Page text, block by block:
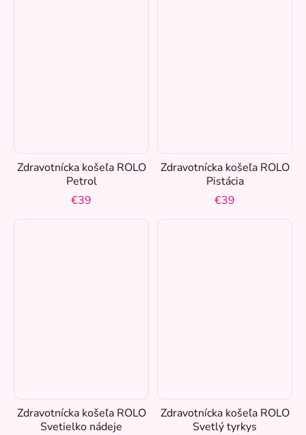
Zdravotnícka košeľa ROLO
Petrol
€39
Zdravotnícka košeľa ROLO
Pistácia
€39
Zdravotnícka košeľa ROLO
Svetielko nádeje
Zdravotnícka košeľa ROLO
Svetlý tyrkys